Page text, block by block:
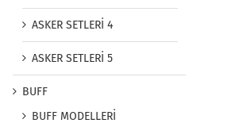
ASKER SETLERİ 4
ASKER SETLERİ 5
BUFF
BUFF MODELLERİ